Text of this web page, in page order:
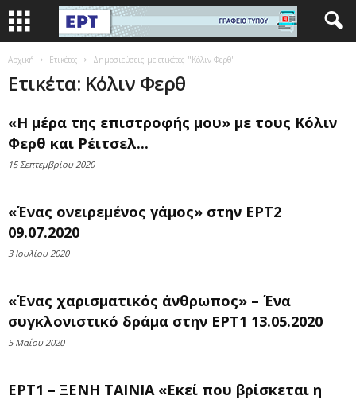
Αρχική Ετικέτες Δημοσιεύσεις με ετικέτες "Κόλιν Φερθ"
Ετικέτα: Κόλιν Φερθ
«Η μέρα της επιστροφής μου» με τους Κόλιν
Φερθ και Ρέιτσελ...
15 Σεπτεμβρίου 2020
«Ένας ονειρεμένος γάμος» στην ΕΡΤ2
09.07.2020
3 Ιουλίου 2020
«Ένας χαρισματικός άνθρωπος» – Ένα
συγκλονιστικό δράμα στην ΕΡΤ1 13.05.2020
5 Μαΐου 2020
ΕΡΤ1 – ΞΕΝΗ ΤΑΙΝΙΑ «Εκεί που βρίσκεται η